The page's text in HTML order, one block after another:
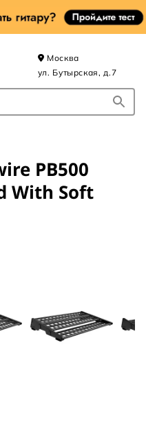
Москва
ул. Бутырская, д.7
PB500
With Soft